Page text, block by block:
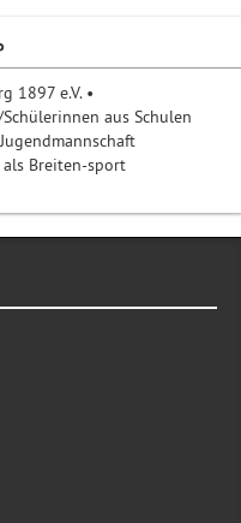
1897 e.V. •
aus Schulen
Breiten-sport